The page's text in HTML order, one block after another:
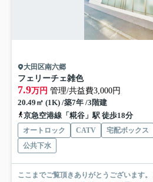
大田区南六郷
フェリーチェ雑色
7.9万円 管理/共益費3,000円
20.49㎡ (1K) /築7年 /3階建
京急空港線「糀谷」駅 徒歩18分
オートロック CATV 宅配ボックス
公共下水
ここまでご覧頂きありがとうございます。 お部屋探しの際には、皆さま